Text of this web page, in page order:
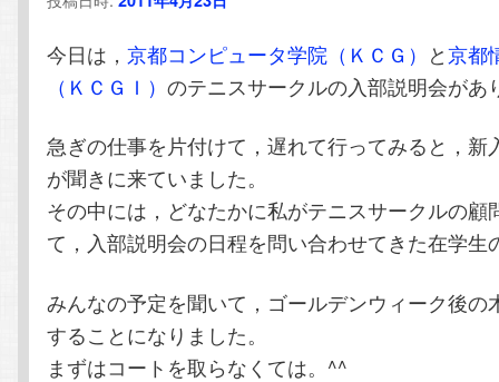
ン
テ
ツ
動
テ
ン
へ
今日は，京都コンピュータ学院（ＫＣＧ） と京都
（ＫＣＧＩ）のテニスサークルの入部説明会があ
急ぎの仕事を片付けて，遅れて行ってみると，新
が聞きに来ていました。
その中には，どなたかに私がテニスサークルの顧
て，入部説明会の日程を問い合わせてきた在学生
みんなの予定を聞いて，ゴールデンウィーク後の
することになりました。
まずはコートを取らなくては。^^